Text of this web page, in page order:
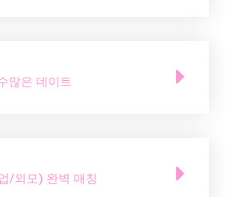
많은 데이트
/외모) 완벽 매칭